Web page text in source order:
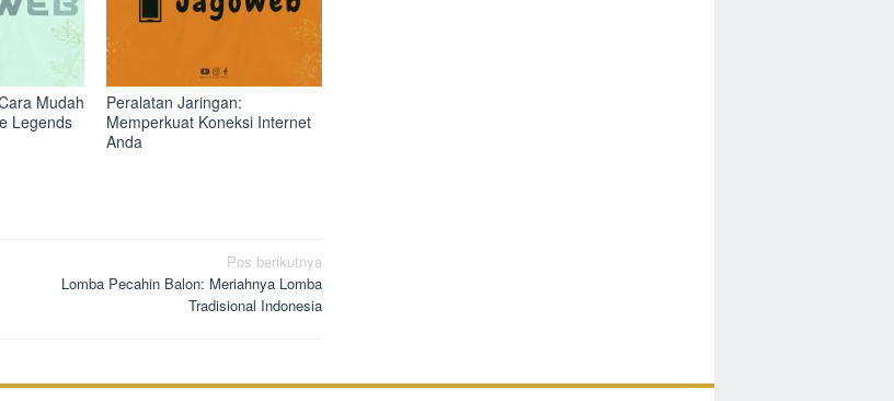
Mudah
Legends
Peralatan Jaringan:
Memperkuat Koneksi Internet
Anda
Pos berikutnya
Lomba Pecahin Balon: Meriahnya Lomba
Tradisional Indonesia